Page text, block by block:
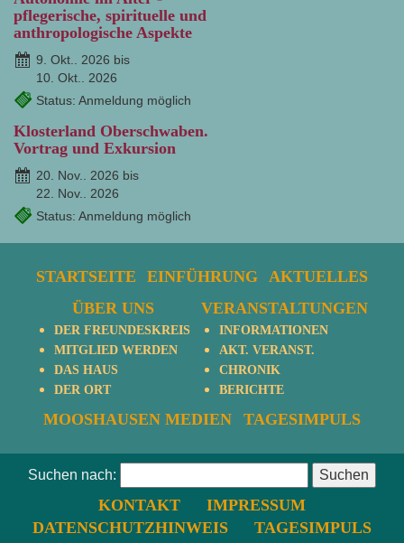
pflegerische, spirituelle und
anthropologische Aspekte
9. Okt.. 2026 bis
10. Okt.. 2026
Status: Anmeldung möglich
Klosterland Oberschwaben.
Vortrag und Exkursion
20. Nov.. 2026 bis
22. Nov.. 2026
Status: Anmeldung möglich
STARTSEITE EINFÜHRUNG
AKTUELLES
ÜBER UNS
DER FREUNDESKREIS
MITGLIED WERDEN
DAS HAUS
DER ORT
VERANSTALTUNGEN
INFORMATIONEN
AKT. VERANST.
CHRONIK
BERICHTE
MOOSHAUSEN MEDIEN TAGESIMPULS
Suchen nach:
KONTAKT
IMPRESSUM
DATENSCHUTZHINWEIS
TAGESIMPULS